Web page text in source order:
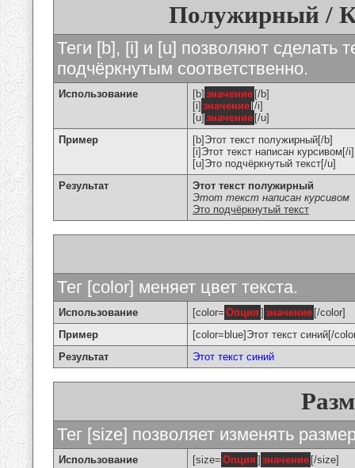
Полужирный /
Теги [b], [i] и [u] позволяют сделать
подчёркнутым соответственно.
Использование [b] значение [/b]
[i] значение [/i]
[u] значение [/u]
Пример
[b]Этот текст полужирный[/b]
[i]Этот текст написан курсивом[/i]
[u]Это подчёркнутый текст[/u]
Результат
Этот текст полужирный
Этот текст написан курсивом
Это подчёркнутый текст
Тег [color] меняет цвет текста.
Использование [color= Опция ] значение [/color]
Пример
[color=blue]Этот текст синий[/
Результат
Этот текст синий
Тег [size] позволяет изменять
Использование [size= Опция ] значение [/size]